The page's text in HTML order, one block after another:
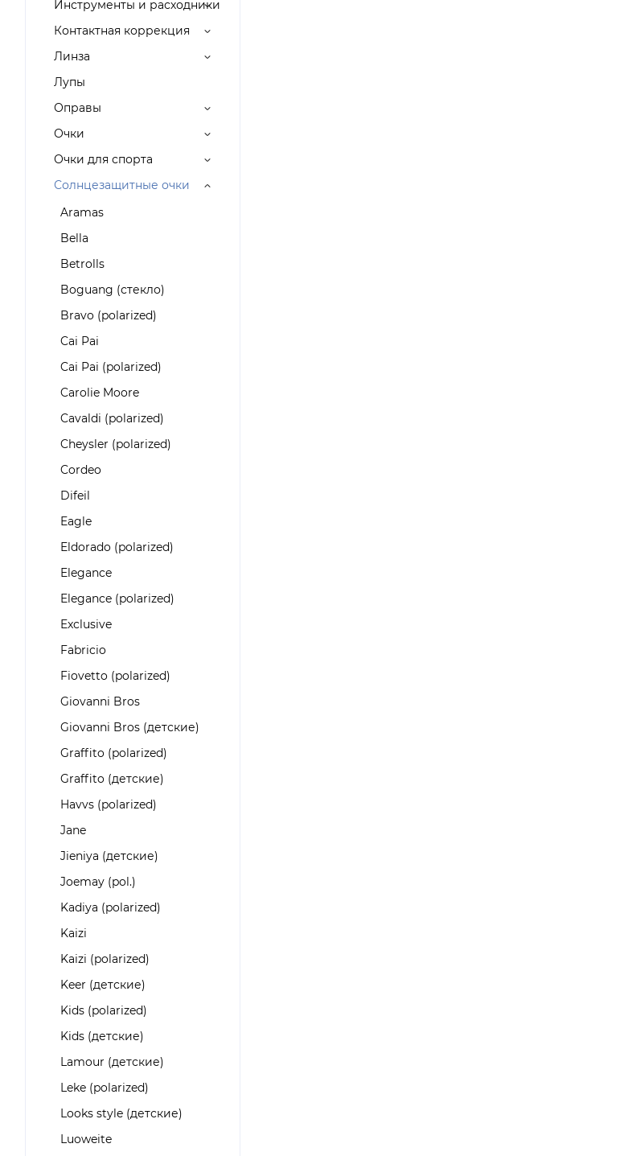
Инструменты и расходники
Контактная коррекция
Линза
Лупы
Оправы
Очки
Очки для спорта
Солнцезащитные очки
Aramas
Bella
Betrolls
Boguang (стекло)
Bravo (polarized)
Cai Pai
Cai Pai (polarized)
Carolie Moore
Cavaldi (polarized)
Cheysler (polarized)
Cordeo
Difeil
Eagle
Eldorado (polarized)
Elegance
Elegance (polarized)
Exclusive
Fabricio
Fiovetto (polarized)
Giovanni Bros
Giovanni Bros (детские)
Graffito (polarized)
Graffito (детские)
Havvs (polarized)
Jane
Jieniya (детские)
Joemay (pol.)
Kadiya (polarized)
Kaizi
Kaizi (polarized)
Keer (детские)
Kids (polarized)
Kids (детские)
Lamour (детские)
Leke (polarized)
Looks style (детские)
Luoweite